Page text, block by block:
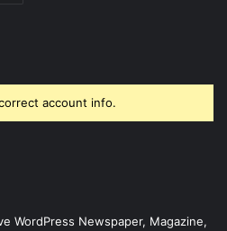
account info.
WordPress Newspaper, Magazine,